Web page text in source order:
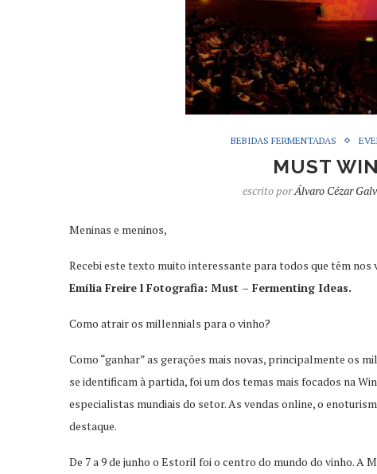
BEBIDAS FERMENTADAS
MUST
escrito porÁlvaro Cézar
Meninas e meninos,
Recebi este texto muito interessante para todos que têm
Emília Freire l Fotografia: Must – Fermenting Ideas.
Como atrair os millennials para o vinho?
Como “ganhar” as gerações mais novas, principalmente os
se identificam à partida, foi um dos temas mais focados na
especialistas mundiais do setor. As vendas online, o
destaque.
De 7 a 9 de junho o Estoril foi o centro do mundo do vinho. A